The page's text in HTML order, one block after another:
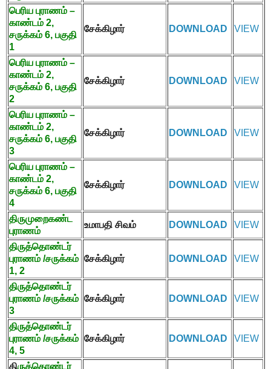
பெரிய புராணம் –
காண்டம் 2,
சருக்கம் 6, பகுதி
1
சேக்கிழார் DOWNLOAD VIEW
பெரிய புராணம் –
காண்டம் 2,
சருக்கம் 6, பகுதி
2
சேக்கிழார் DOWNLOAD VIEW
பெரிய புராணம் –
காண்டம் 2,
சருக்கம் 6, பகுதி
3
சேக்கிழார் DOWNLOAD VIEW
பெரிய புராணம் –
காண்டம் 2,
சருக்கம் 6, பகுதி
4
சேக்கிழார் DOWNLOAD VIEW
திருமுறைகண்ட
புராணம்
உமாபதி சிவம் DOWNLOAD VIEW
திருத்தொண்டர்
புராணம் /சருக்கம்
1, 2
சேக்கிழார் DOWNLOAD VIEW
திருத்தொண்டர்
புராணம் /சருக்கம்
3
சேக்கிழார் DOWNLOAD VIEW
திருத்தொண்டர்
புராணம் /சருக்கம்
4, 5
சேக்கிழார் DOWNLOAD VIEW
திருத்தொண்டர்